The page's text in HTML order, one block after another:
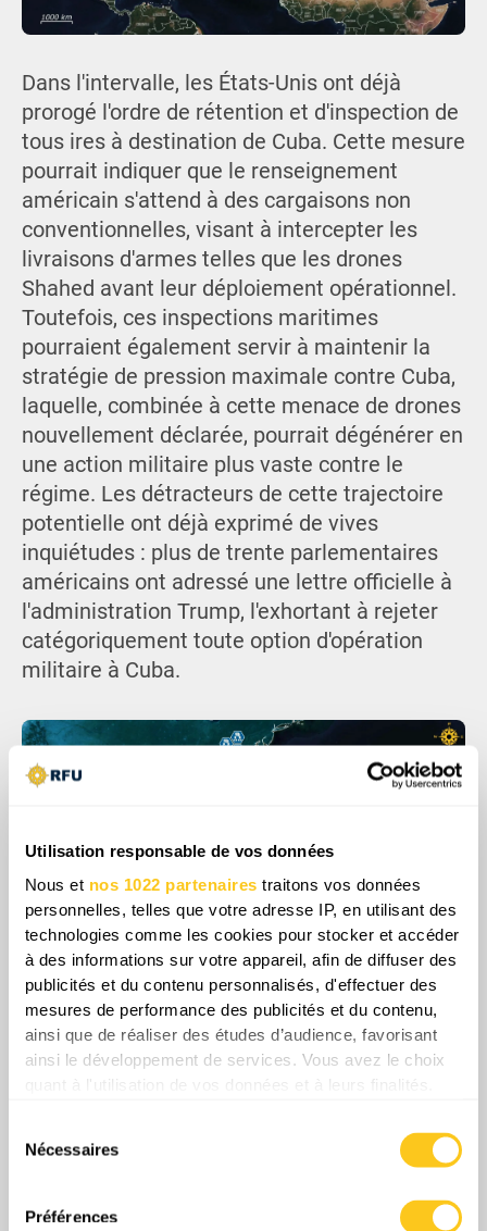
Utilisation responsable de vos données
Nous et nos 1022 partenaires traitons vos données
personnelles, telles que votre adresse IP, en utilisant des
technologies comme les cookies pour stocker et accéder
à des informations sur votre appareil, afin de diffuser des
publicités et du contenu personnalisés, d'effectuer des
mesures de performance des publicités et du contenu,
ainsi que de réaliser des études d’audience, favorisant
ainsi le développement de services. Vous avez le choix
quant à l'utilisation de vos données et à leurs finalités.
tout moment en consultant la Déclaration relative aux
cookies ou en cliquant sur l'icône de confidentialité.
Si vous le permettez, nous aimerions également :
Nécessaires
Préférences
Dans l'intervalle, les États-Unis ont déjà
prorogé l'ordre de rétention et d'inspection de
tous ires à destination de Cuba. Cette mesure
pourrait indiquer que le renseignement
américain s'attend à des cargaisons non
conventionnelles, visant à intercepter les
livraisons d'armes telles que les drones
Shahed avant leur déploiement opérationnel.
Toutefois, ces inspections maritimes
pourraient également servir à maintenir la
stratégie de pression maximale contre Cuba,
laquelle, combinée à cette menace de drones
nouvellement déclarée, pourrait dégénérer en
une action militaire plus vaste contre le
régime. Les détracteurs de cette trajectoire
potentielle ont déjà exprimé de vives
inquiétudes : plus de trente parlementaires
américains ont adressé une lettre officielle à
l'administration Trump, l'exhortant à rejeter
catégoriquement toute option d'opération
militaire à Cuba.
Globalement, la perspective de voir Cuba
recevoir des drones Shahed avancés de la
part de la Russie intervient à un moment où
La Havane sont déjà exacerbées, ajoutant un
degré d'urgence stratégique supplémentaire.
Cette configuration rappelle explicitement la
crise des missiles de la guerre froide car, à